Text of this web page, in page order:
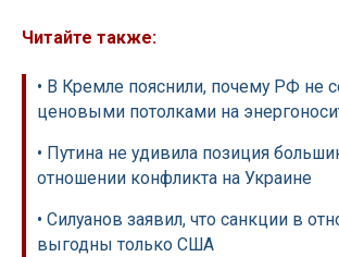
Читайте также:
• В Кремле пояснили, почему РФ не
ценовыми потолками на
• Путина не удивила позиция
отношении конфликта на Украине
• Силуанов заявил, что санкции в
выгодны только США